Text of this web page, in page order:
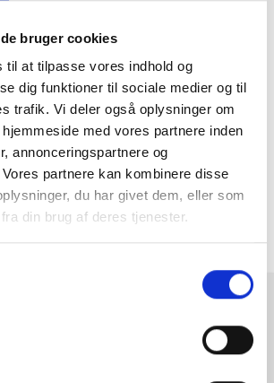
bruger cookies
til at tilpasse vores indhold og
dig funktioner til sociale medier og til
trafik. Vi deler også oplysninger om
med vores partnere inden
annonceringspartnere og
partnere kan kombinere disse
du har givet dem, eller som
din brug af deres tjenester.
men kun så meget at de stadig
glød man får fra træ.
træ kan faktisk også anvendes til
hvis man er ude efter at give rammen et
er vores rammer i egetræ lavet i
er ikke alene levende, varme og flotte,
bæredygtige.